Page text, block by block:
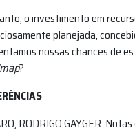
o investimento em
planejada,
nossas chances de
?
RODRIGO GAYGER.